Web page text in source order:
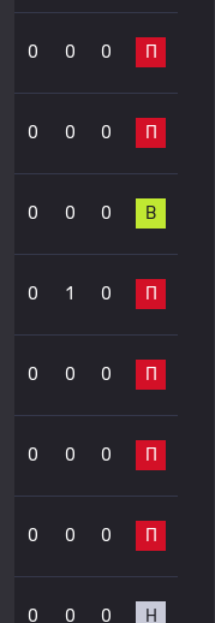
0 0 0 П
0 0 0 П
0 0 0 В
0 1 0 П
0 0 0 П
0 0 0 П
0 0 0 П
0 0 0 Н